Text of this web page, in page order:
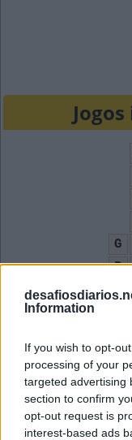
Information
If you wish to opt-
processing of your
targeted advertising
section to confirm
opt-out request is
interest-based ads
G
P
L
O Comitê Olímpico
R
O
C
Abreviação de tudo:
T
D